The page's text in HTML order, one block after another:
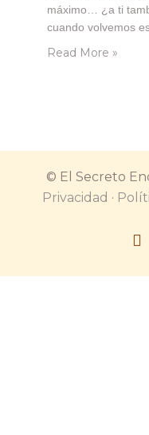
máximo… ¿a ti
cuando volvemos
mayúsculas! ¡Sin
Read More »
© El Secreto
Privacidad ·